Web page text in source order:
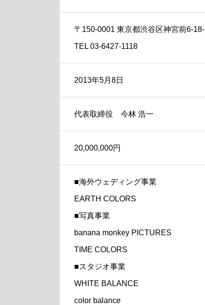
〒150-0001 東京都渋谷区神宮前6-
TEL 03-6427-1118
2013年5月8日
代表取締役 今林 浩一
20,000,000円
■海外ウェディング事業
EARTH COLORS
■写真事業
banana monkey PICTURES
TIME COLORS
■スタジオ事業
WHITE BALANCE
color balance